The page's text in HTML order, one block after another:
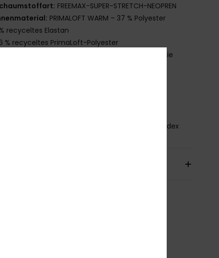
FREEMAX-SUPER-STRETCH-NEOPREN
PRIMALOFT WARM – 37 % Polyester
recyceltes Elastan
% recyceltes PrimaLoft-Polyester
Neopren-Boots mit getrennter Zehenpartie
93.2% recyceltes Nylon, 6.8% Spandex